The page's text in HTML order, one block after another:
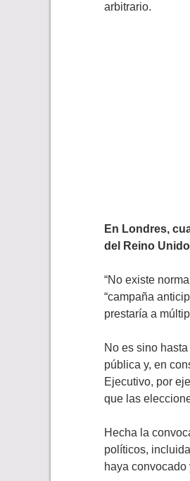
arbitrario.
En Londres,
del Reino Unido
“No existe
“campaña
prestaría a
No es sino
pública y, en
Ejecutivo, por
que las
Hecha la
políticos,
haya convocado